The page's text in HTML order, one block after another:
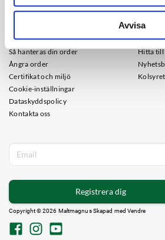
Avvisa
KUNDSERVICE
Köpvillkor
Så hanteras din order
Ångra order
Certifikat och miljö
Cookie-inställningar
Dataskyddspolicy
Kontakta oss
Om oss
Guider
Hitta till
Registrera dig
Copyright © 2026 Maltmagnus Skapad med Vendre